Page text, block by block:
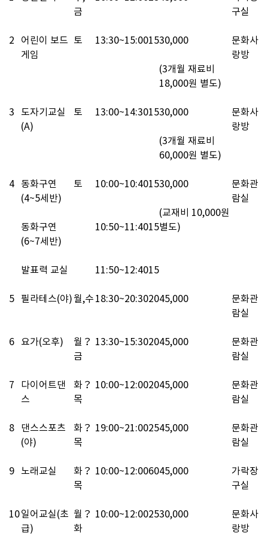
금
구실
2
어린이 보드
게임
토 13:30~15:001530,000
(3개월 재료비
18,000원 별도)
문화사
랑방
3
도자기교실
(A)
토 13:00~14:301530,000
(3개월 재료비
60,000원 별도)
문화사
랑방
4 동화구연
(4~5세반)
토 10:00~10:401530,000
(교재비 10,000원
별도)
문화관
람실
동화구연
(6~7세반)
10:50~11:4015
발표력 교실 11:50~12:4015
5 필라테스(야)월,수 18:30~20:302045,000
문화관
람실
6 요가(오후)
월？
금
13:30~15:302045,000
문화관
람실
7
다이어트댄
스
화？
목
10:00~12:002045,000
문화관
람실
8 댄스스포츠
(야)
화？
목
19:00~21:002545,000
문화관
람실
9 노래교실
화？
목
10:00~12:006045,000
가락장
구실
10일어교실(초
급)
월？
화
10:00~12:002530,000
문화사
랑방